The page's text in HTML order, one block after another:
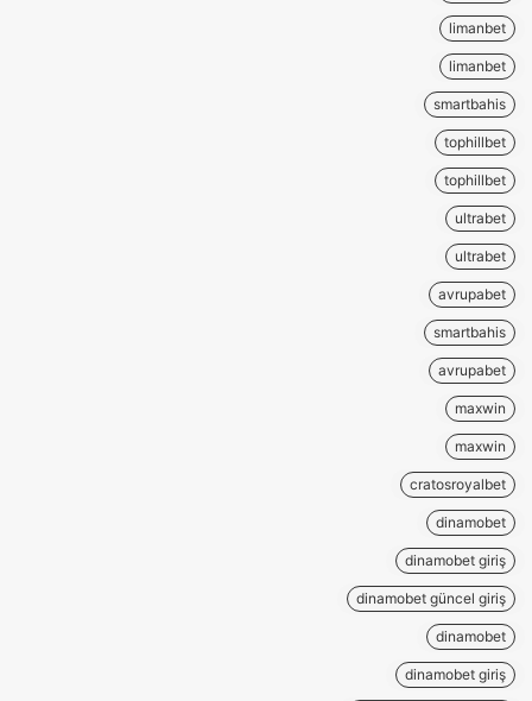
limanbet
limanbet
smartbahis
tophillbet
tophillbet
ultrabet
ultrabet
avrupabet
smartbahis
avrupabet
maxwin
maxwin
cratosroyalbet
dinamobet
dinamobet giriş
dinamobet güncel giriş
dinamobet
dinamobet giriş